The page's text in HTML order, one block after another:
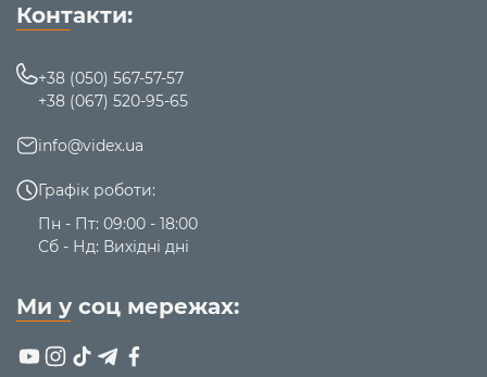
Контакти:
+38 (050) 567-57-57
+38 (067) 520-95-65
info@videx.ua
Графік роботи:
Пн - Пт: 09:00 - 18:00
Сб - Нд: Вихідні дні
Ми у соц мережах: